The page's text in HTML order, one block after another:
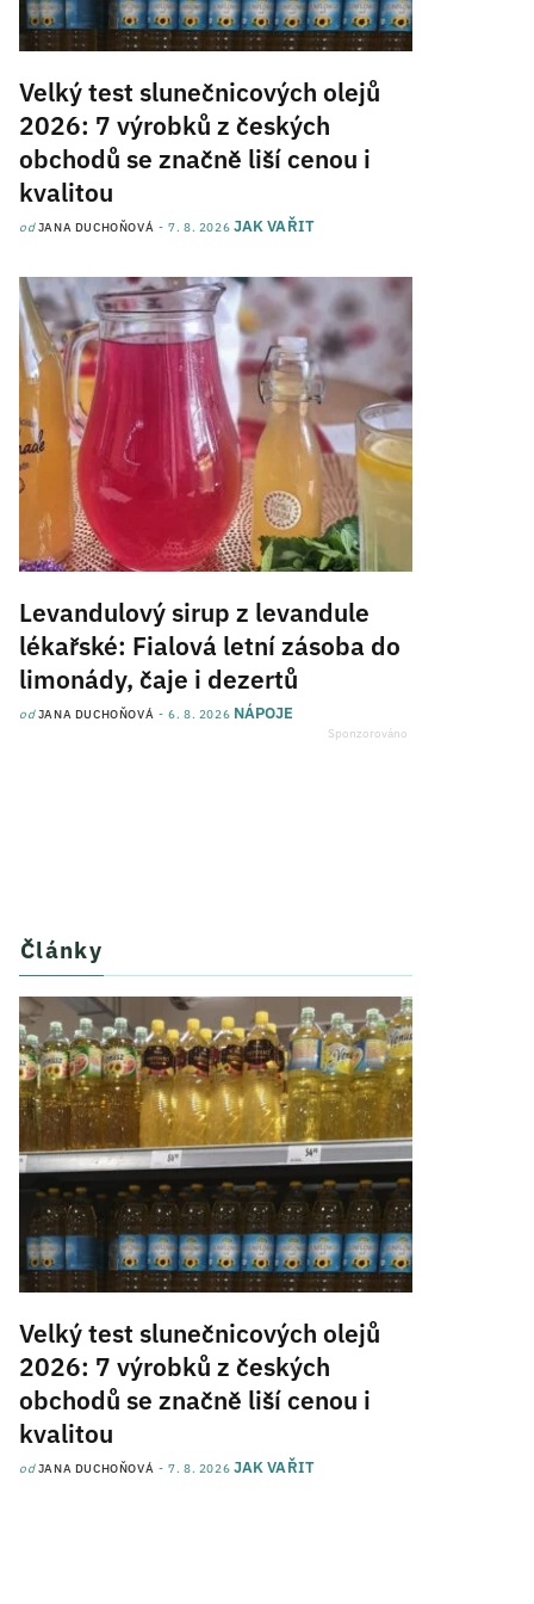
Velký test slunečnicových olejů
2026: 7 výrobků z českých
obchodů se značně liší cenou i
kvalitou
odJANA DUCHOŇOVÁ 7. 8. 2026 JAK VAŘIT
Levandulový sirup z levandule
lékařské: Fialová letní zásoba do
limonády, čaje i dezertů
odJANA DUCHOŇOVÁ 6. 8. 2026 NÁPOJE
Články
Velký test slunečnicových olejů
2026: 7 výrobků z českých
obchodů se značně liší cenou i
kvalitou
odJANA DUCHOŇOVÁ 7. 8. 2026 JAK VAŘIT